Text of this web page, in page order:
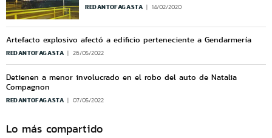
REDANTOFAGASTA 14/02/2020
Artefacto explosivo afectó a edificio perteneciente a Gendarmería
REDANTOFAGASTA 26/05/2022
Detienen a menor involucrado en el robo del auto de Natalia
Compagnon
REDANTOFAGASTA 07/05/2022
Lo más compartido